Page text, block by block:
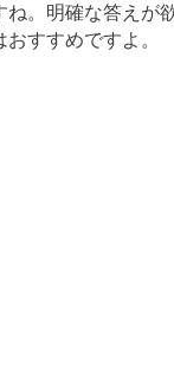
ね。明確な答えが
すすめですよ。